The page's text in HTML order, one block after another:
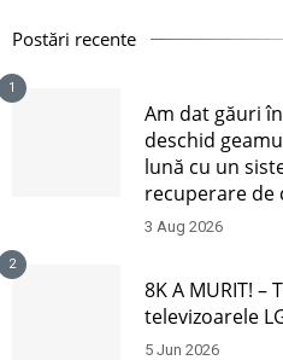
Postări recente
1
Am dat găuri
deschid
lună cu un
recuperare de
3 Aug 2026
2
8K A MURIT!
televizoarele
5 Jun 2026